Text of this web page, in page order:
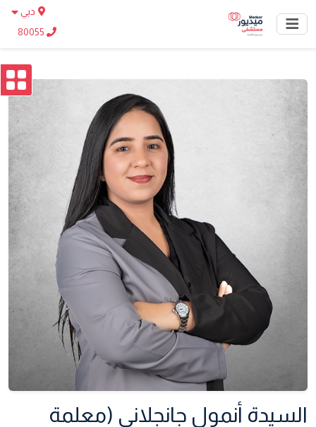
دبي
السيدة أنمول جانجلاني (معلمة